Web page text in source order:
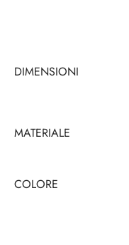
DIMENSIONI
MATERIALE
COLORE